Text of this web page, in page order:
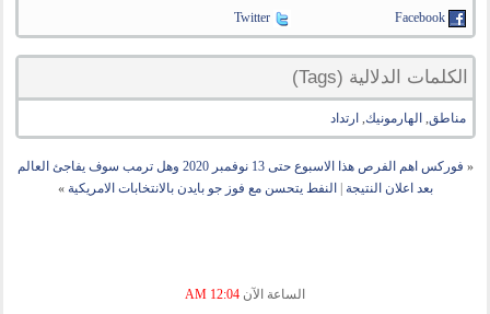
Facebook
Twitter
الكلمات الدلالية (Tags)
مناطق, الهارمونيك, ارتداد
«
فوركس اهم الفرص هذا الاسبوع حتى 13 نوفمبر 2020 وهل ترمب سوف يفاجئ العالم
بعد اعلان النتيجة
النفط يتحسن مع فوز جو بايدن بالانتخابات الامريكية »
الساعة الآن 12:04 AM